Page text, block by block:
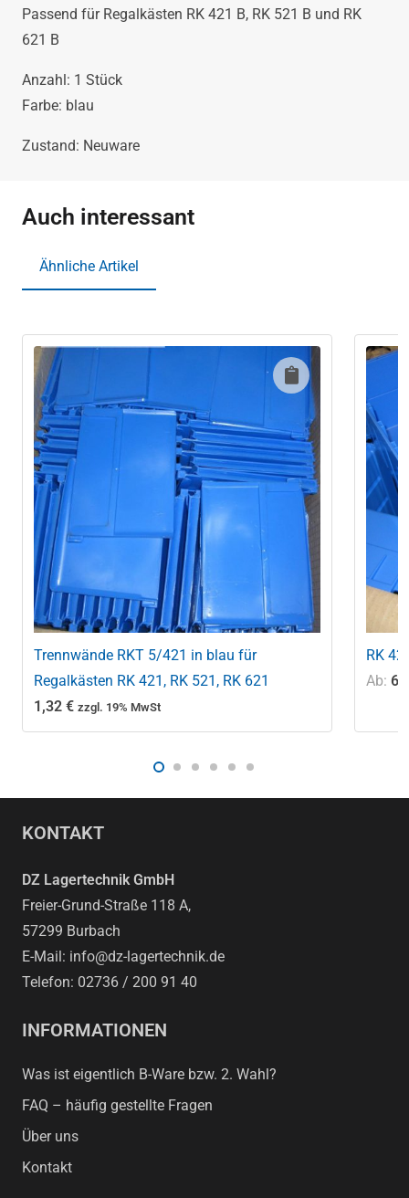
blau
für
421B,
RK
RK
621B
Menge
Passend für Regalkästen RK 421 B, RK 521 B und RK
621 B
Anzahl: 1 Stück
Farbe: blau
Zustand: Neuware
Auch interessant
Ähnliche Artikel
Trennwände RKT 5/421 in blau für
Regalkästen RK 421, RK 521, RK 621
1,32 € zzgl. 19% MwSt
RK
Ab:
KONTAKT
DZ Lagertechnik GmbH
Freier-Grund-Straße 118 A,
57299 Burbach
E-Mail: info@dz-lagertechnik.de
Telefon: 02736 / 200 91 40
INFORMATIONEN
Was ist eigentlich B-Ware bzw. 2. Wahl?
FAQ – häufig gestellte Fragen
Über uns
Kontakt